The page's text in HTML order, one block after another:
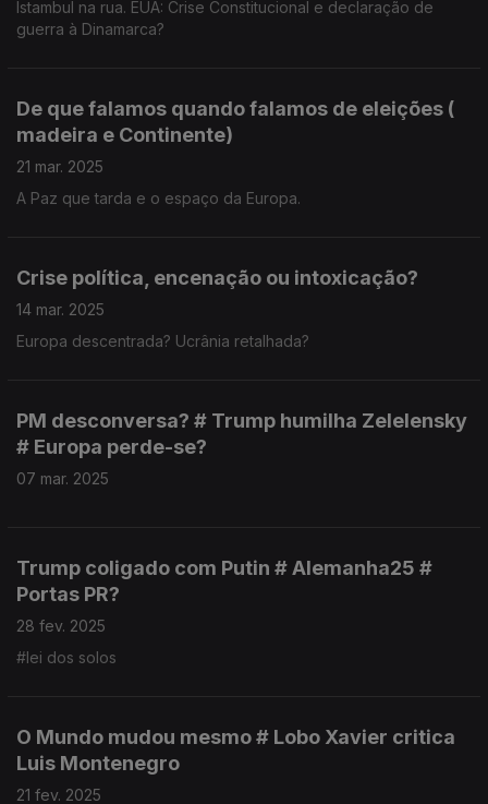
Istambul na rua. EUA: Crise Constitucional e declaração de
guerra à Dinamarca?
De que falamos quando falamos de eleições (
madeira e Continente)
21 mar. 2025
A Paz que tarda e o espaço da Europa.
Crise política, encenação ou intoxicação?
14 mar. 2025
Europa descentrada? Ucrânia retalhada?
PM desconversa? # Trump humilha Zelelensky
# Europa perde-se?
07 mar. 2025
Trump coligado com Putin # Alemanha25 #
Portas PR?
28 fev. 2025
#lei dos solos
O Mundo mudou mesmo # Lobo Xavier critica
Luis Montenegro
21 fev. 2025